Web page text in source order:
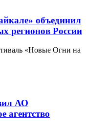
объединил
регионов России
«Новые Огни на
АО
агентство